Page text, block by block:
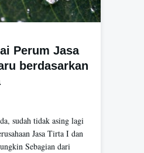
Perum Jasa
berdasarkan
sudah tidak asing lagi
Jasa Tirta I dan
Sebagian dari